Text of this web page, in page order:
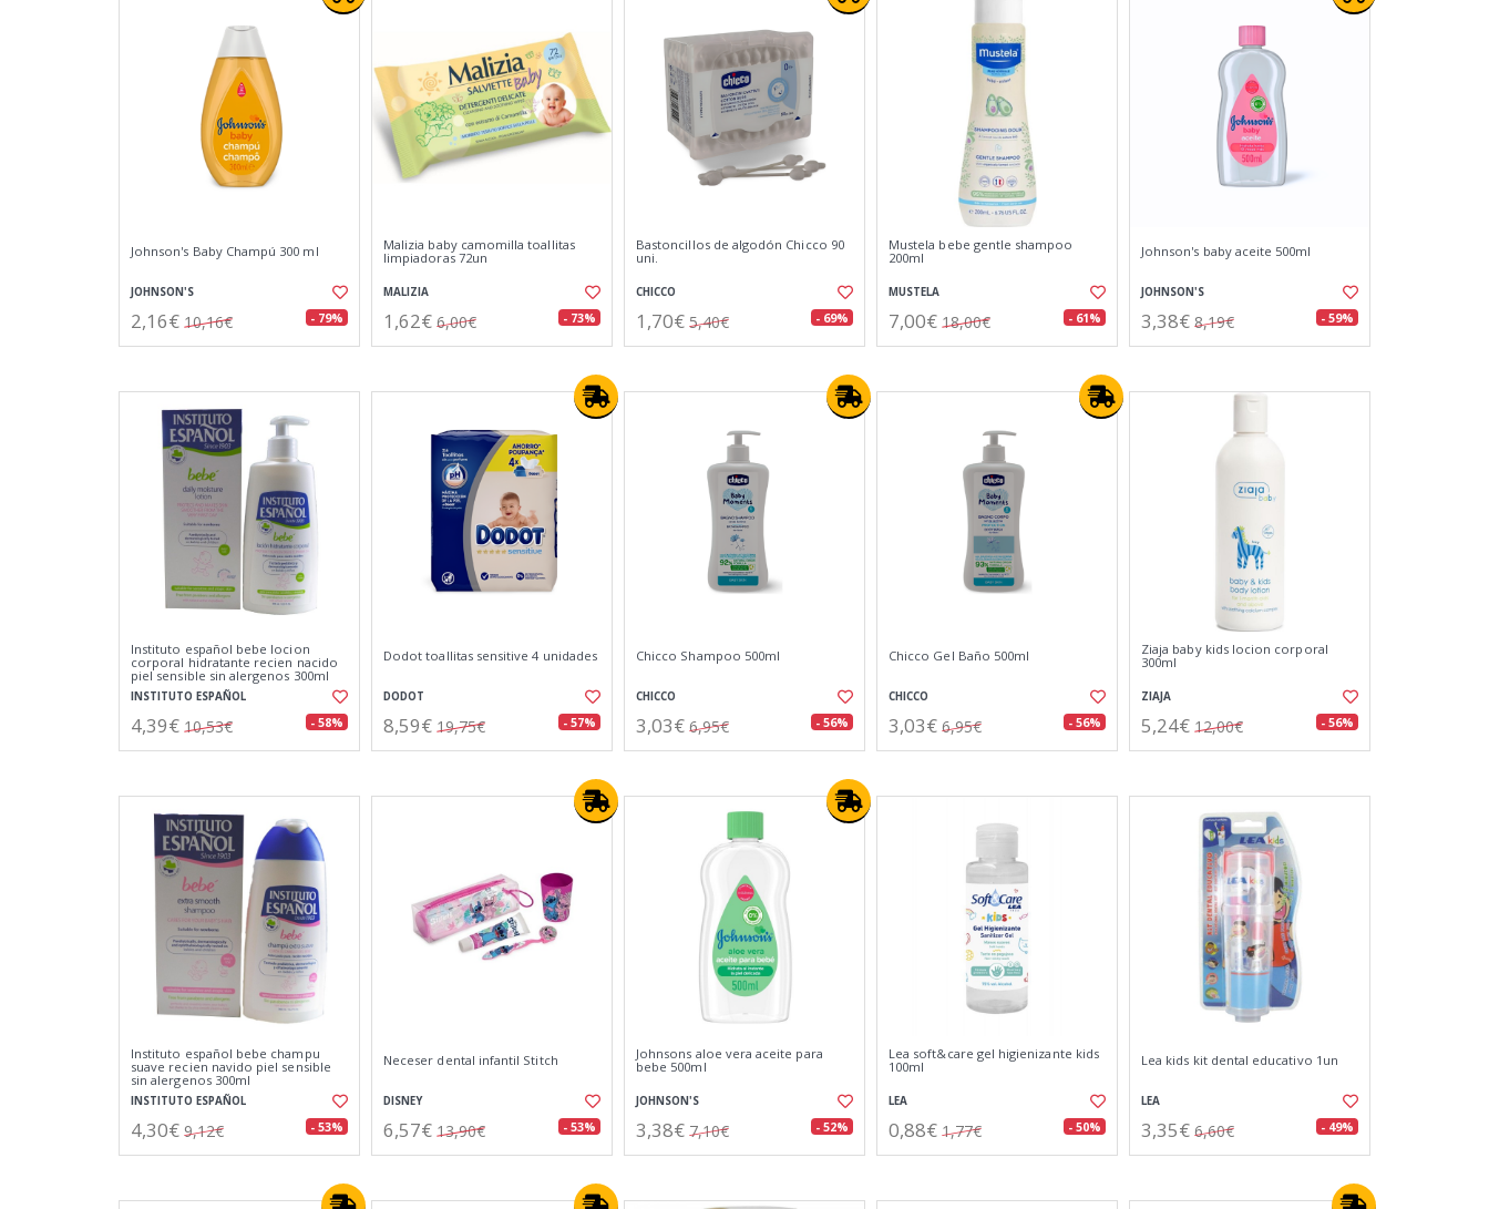
Johnson's Baby Champú 300 ml
JOHNSON'S
2,16€ 10,16€ - 79%
Malizia baby camomilla toallitas
limpiadoras 72un
MALIZIA
1,62€ 6,00€ - 73%
Bastoncillos de algodón Chicco 90
uni.
CHICCO
1,70€ 5,40€ - 69%
Mustela bebe gentle shampoo
200ml
MUSTELA
7,00€ 18,00€ - 61%
Johnson's baby aceite 500ml
JOHNSON'S
3,38€ 8,19€ - 59%
Instituto español bebe locion
corporal hidratante recien nacido
piel sensible sin alergenos 300ml
INSTITUTO ESPAÑOL
4,39€ 10,53€ - 58%
Dodot toallitas sensitive 4 unidades
DODOT
8,59€ 19,75€ - 57%
Chicco Shampoo 500ml
CHICCO
3,03€ 6,95€ - 56%
Chicco Gel Baño 500ml
CHICCO
3,03€ 6,95€ - 56%
Ziaja baby kids locion corporal
300ml
ZIAJA
5,24€ 12,00€ - 56%
Instituto español bebe champu
suave recien navido piel sensible
sin alergenos 300ml
INSTITUTO ESPAÑOL
4,30€ 9,12€ - 53%
Neceser dental infantil Stitch
DISNEY
6,57€ 13,90€ - 53%
Johnsons aloe vera aceite para
bebe 500ml
JOHNSON'S
3,38€ 7,10€ - 52%
Lea soft&care gel higienizante kids
100ml
LEA
0,88€ 1,77€ - 50%
Lea kids kit dental educativo 1un
LEA
3,35€ 6,60€ - 49%